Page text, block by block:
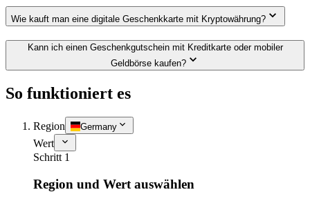
Wie kauft man eine digitale Geschenkkarte mit Kryptowährung?
Kann ich einen Geschenkgutschein mit Kreditkarte oder mobiler
Geldbörse kaufen?
So funktioniert es
Region Germany
Wert
Schritt 1
Region und Wert auswählen